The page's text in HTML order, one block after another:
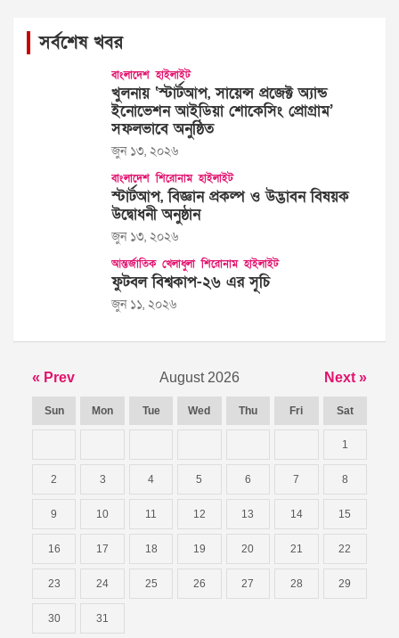
সর্বশেষ খবর
বাংলাদেশ হাইলাইট
খুলনায় ‘স্টার্টআপ, সায়েন্স প্রজেক্ট অ্যান্ড
ইনোভেশন আইডিয়া শোকেসিং প্রোগ্রাম’
সফলভাবে অনুষ্ঠিত
জুন ১৩, ২০২৬
বাংলাদেশ শিরোনাম হাইলাইট
স্টার্টআপ, বিজ্ঞান প্রকল্প ও উদ্ভাবন বিষয়ক
উদ্বোধনী অনুষ্ঠান
জুন ১৩, ২০২৬
আন্তর্জাতিক খেলাধুলা শিরোনাম হাইলাইট
ফুটবল বিশ্বকাপ-২৬ এর সূচি
জুন ১১, ২০২৬
« Prev August 2026 Next »
Sun Mon Tue Wed Thu Fri Sat
1
2 3 4 5 6 7 8
9 10 11 12 13 14 15
16 17 18 19 20 21 22
23 24 25 26 27 28 29
30 31